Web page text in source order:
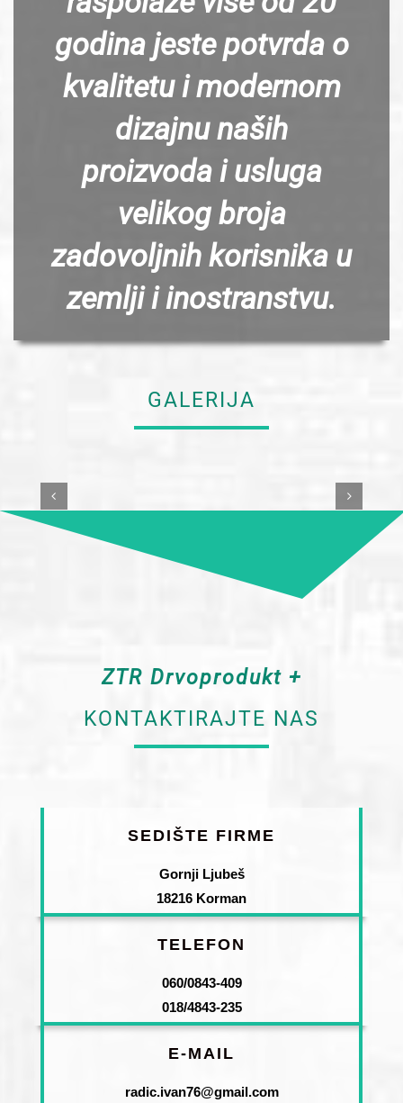
godina jeste potvrda o
kvalitetu i modernom
dizajnu naših
proizvoda i usluga
velikog broja
zadovoljnih korisnika u
zemlji i inostranstvu.
GALERIJA
ZTR Drvoprodukt +
KONTAKTIRAJTE NAS
SEDIŠTE FIRME
Gornji Ljubeš
18216 Korman
TELEFON
060/0843-409
018/4843-235
E-MAIL
radic.ivan76@gmail.com